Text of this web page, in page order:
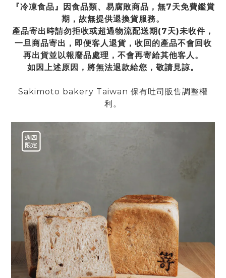
『冷凍食品』因食品類、易腐敗商品，無7天免費鑑賞
期，故無提供退換貨服務。
產品寄出時請勿拒收或超過物流配送期(7天)未收件，
一旦商品寄出，即便客人退貨，收回的產品不會回收
再出貨並以報廢品處理，不會再寄給其他客人。
如因上述原因，將無法退款給您，敬請見諒。
Sakimoto bakery Taiwan 保有吐司販售調整權
利。